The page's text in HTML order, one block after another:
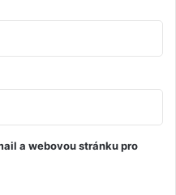
a webovou stránku pro